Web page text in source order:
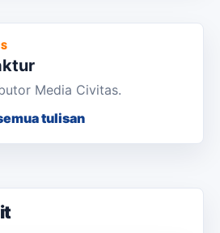
Media Civitas.
tulisan
Apresiasi Dukungan
Dua